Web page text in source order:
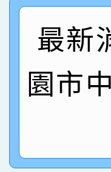
創客
賽 洪
名
倩參
名 指
賀！
園市
指導
賀！
賽 劉
臺灣
賀！
市賽
最新
園市